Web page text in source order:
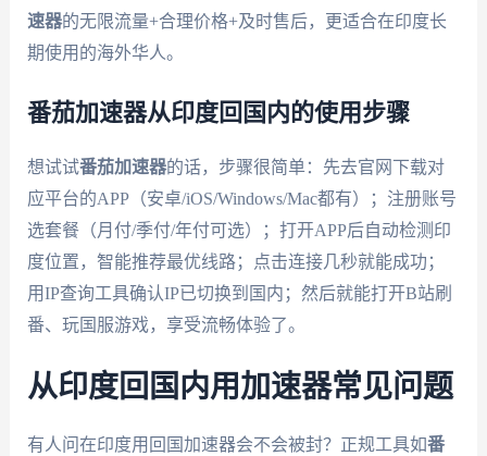
速器的无限流量+合理价格+及时售后，更适合在印度长
期使用的海外华人。
番茄加速器从印度回国内的使用步骤
想试试番茄加速器的话，步骤很简单：先去官网下载对
应平台的APP（安卓/iOS/Windows/Mac都有）；注册账号
选套餐（月付/季付/年付可选）；打开APP后自动检测印
度位置，智能推荐最优线路；点击连接几秒就能成功；
用IP查询工具确认IP已切换到国内；然后就能打开B站刷
番、玩国服游戏，享受流畅体验了。
从印度回国内用加速器常见问题
有人问在印度用回国加速器会不会被封？正规工具如番